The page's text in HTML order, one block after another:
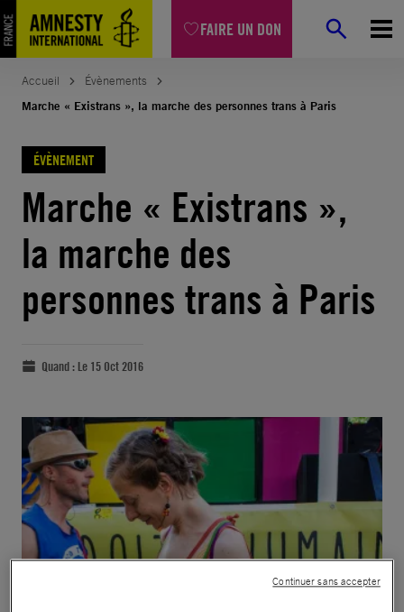
FAIRE UN DON
Accueil
Évènements
Marche « Existrans », la marche des personnes trans à Paris
ÉVÈNEMENT
Marche « Existrans »,
la marche des
personnes trans à Paris
Quand : Le 15 Oct 2016
Continuer sans accepter